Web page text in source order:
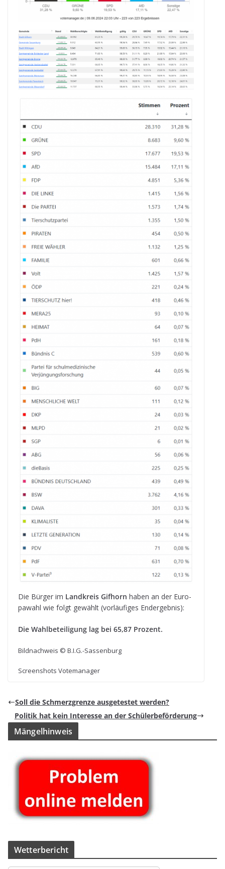
Die Bür­ger im Land­kreis Gif­horn haben an der Euro­
pa­wahl wie folgt gewählt (vor­läu­fi­ges Endergebnis):
Die Wahl­be­tei­li­gung lag bei 65,87 Prozent.
Bild­nach­weis © B.I.G.-Sassenburg
Screen­shots Votemanager
Soll die Schmerz­grenze aus­ge­tes­tet werden?
Poli­tik hat kein Inter­esse an der Schülerbeförderung
Män­gel­hin­weis
Wet­ter­be­richt